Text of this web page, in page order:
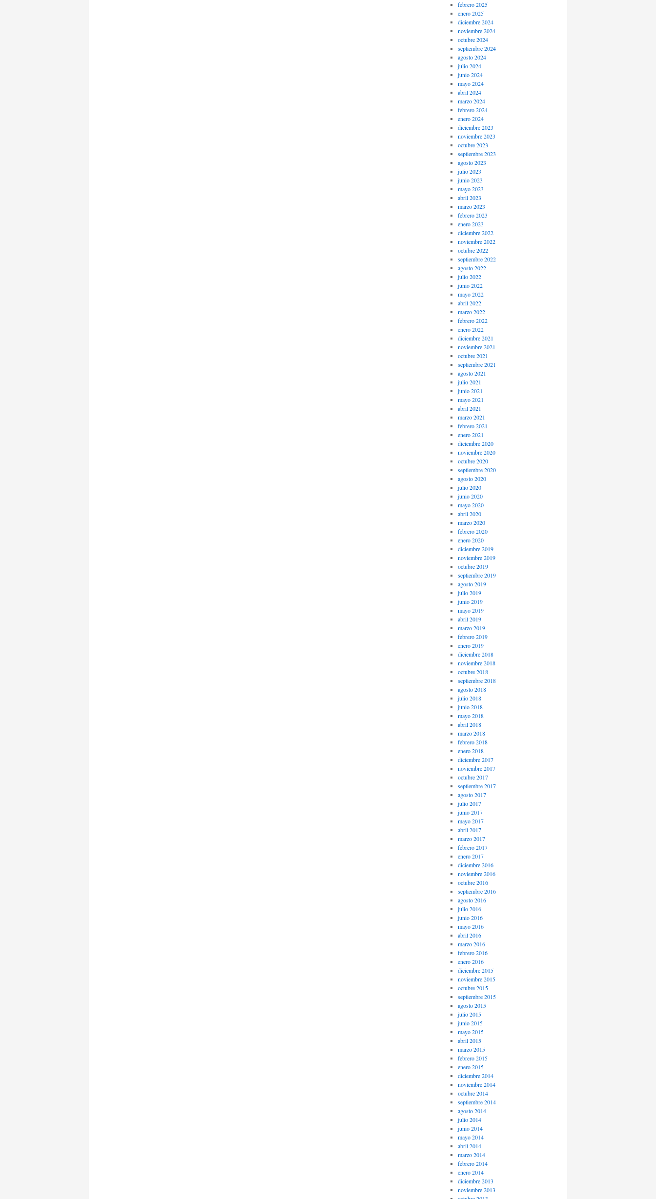
febrero 2025
enero 2025
diciembre 2024
noviembre 2024
octubre 2024
septiembre 2024
agosto 2024
julio 2024
junio 2024
mayo 2024
abril 2024
marzo 2024
febrero 2024
enero 2024
diciembre 2023
noviembre 2023
octubre 2023
septiembre 2023
agosto 2023
julio 2023
junio 2023
mayo 2023
abril 2023
marzo 2023
febrero 2023
enero 2023
diciembre 2022
noviembre 2022
octubre 2022
septiembre 2022
agosto 2022
julio 2022
junio 2022
mayo 2022
abril 2022
marzo 2022
febrero 2022
enero 2022
diciembre 2021
noviembre 2021
octubre 2021
septiembre 2021
agosto 2021
julio 2021
junio 2021
mayo 2021
abril 2021
marzo 2021
febrero 2021
enero 2021
diciembre 2020
noviembre 2020
octubre 2020
septiembre 2020
agosto 2020
julio 2020
junio 2020
mayo 2020
abril 2020
marzo 2020
febrero 2020
enero 2020
diciembre 2019
noviembre 2019
octubre 2019
septiembre 2019
agosto 2019
julio 2019
junio 2019
mayo 2019
abril 2019
marzo 2019
febrero 2019
enero 2019
diciembre 2018
noviembre 2018
octubre 2018
septiembre 2018
agosto 2018
julio 2018
junio 2018
mayo 2018
abril 2018
marzo 2018
febrero 2018
enero 2018
diciembre 2017
noviembre 2017
octubre 2017
septiembre 2017
agosto 2017
julio 2017
junio 2017
mayo 2017
abril 2017
marzo 2017
febrero 2017
enero 2017
diciembre 2016
noviembre 2016
octubre 2016
septiembre 2016
agosto 2016
julio 2016
junio 2016
mayo 2016
abril 2016
marzo 2016
febrero 2016
enero 2016
diciembre 2015
noviembre 2015
octubre 2015
septiembre 2015
agosto 2015
julio 2015
junio 2015
mayo 2015
abril 2015
marzo 2015
febrero 2015
enero 2015
diciembre 2014
noviembre 2014
octubre 2014
septiembre 2014
agosto 2014
julio 2014
junio 2014
mayo 2014
abril 2014
marzo 2014
febrero 2014
enero 2014
diciembre 2013
noviembre 2013